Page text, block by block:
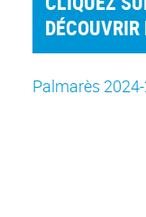
Palmarès